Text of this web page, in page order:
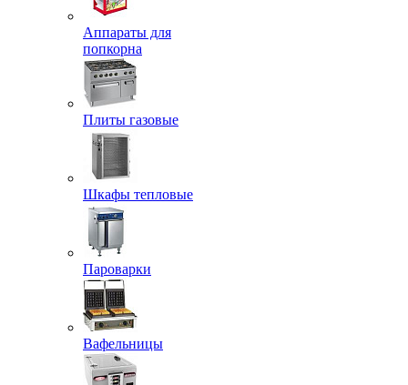
Аппараты для
попкорна
Плиты газовые
Шкафы тепловые
Пароварки
Вафельницы